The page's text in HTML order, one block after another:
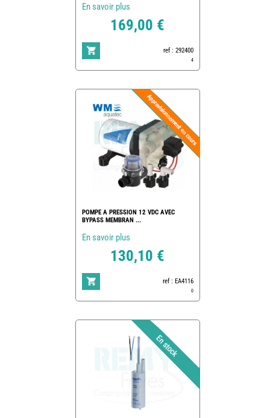
En savoir plus
169,00 €
ref : 292400
4
POMPE A PRESSION 12 VDC AVEC
BYPASS MEMBRAN ...
En savoir plus
130,10 €
ref : EA4116
0